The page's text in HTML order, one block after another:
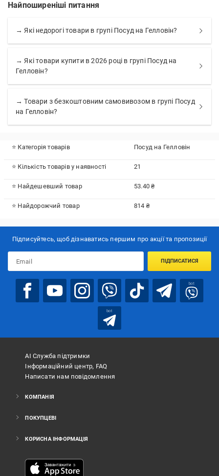
Найпоширеніші питання
→ Які недорогі товари в групі Посуд на Гелловін?
→ Які товари купити в 2026 році в групі Посуд на
Гелловін?
→ Товари з безкоштовним самовивозом в групі Посуд
на Гелловін?
⭐ Категорія товарів Посуд на Гелловін
⭐ Кількість товарів у наявності 21
⭐ Найдешевший товар 53.40 ₴
⭐ Найдорожчий товар 814 ₴
Підписуйтесь, щоб дізнаватись першим про акції та пропозиції
ПІДПИСАТИСЯ
bot
bot
АІ Служба підтримки
Інформаційний центр, FAQ
Написати нам повідомлення
КОМПАНІЯ
ПОКУПЦЕВІ
КОРИСНА ІНФОРМАЦІЯ